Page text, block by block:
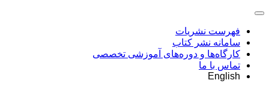
فهرست نشریات
سامانه نشر کتاب
کارگاه‌ها و دوره‌های آموزشی تخصصی
تماس با ما
English